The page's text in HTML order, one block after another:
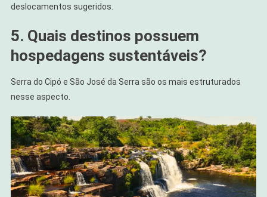
deslocamentos sugeridos.
5. Quais destinos possuem
hospedagens sustentáveis?
Serra do Cipó e São José da Serra são os mais estruturados
nesse aspecto.